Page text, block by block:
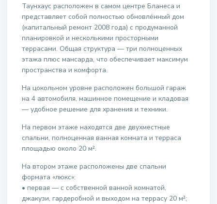
Таунхаус расположен в самом центре Бланеса и
представляет собой полностью обновлённый дом
(капитальный ремонт 2008 года) с продуманной
планировкой и несколькими просторными
террасами. Общая структура — три полноценных
этажа плюс мансарда, что обеспечивает максимум
пространства и комфорта.
На цокольном уровне расположен большой гараж
на 4 автомобиля, машинное помещение и кладовая
— удобное решение для хранения и техники.
На первом этаже находятся две двухместные
спальни, полноценная ванная комната и терраса
площадью около 20 м².
На втором этаже расположены две спальни
формата «люкс»:
• первая — с собственной ванной комнатой,
джакузи, гардеробной и выходом на террасу 20 м²;